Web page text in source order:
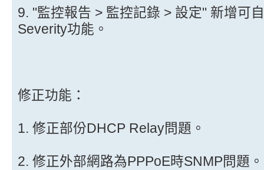
9. "監控報告 > 監控記錄 > 設定" 新增可
Severity功能。
修正功能：
1. 修正部份DHCP Relay問題。
2. 修正外部網路為PPPoE時SNMP問題。